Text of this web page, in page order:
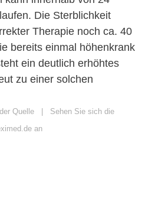
Die Sterblichkeit
Therapie noch ca. 40
bereits einmal höhenkrank
ein deutlich erhöhtes
zu einer solchen
Quelle
Sehen Sie sich die
an